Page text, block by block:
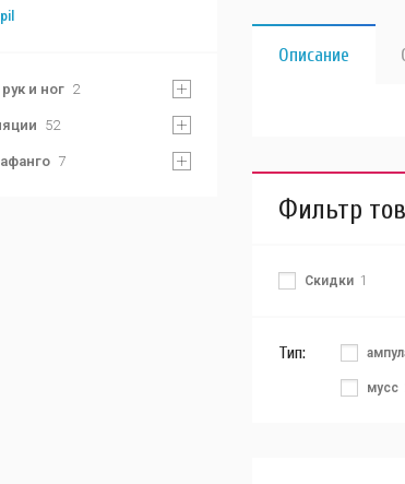
и ног 2
52
7
Описание
Фильтр
Скидки 1
Тип:
мусс